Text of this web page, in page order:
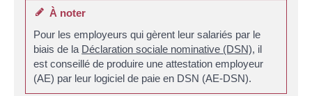
À noter
Pour les employeurs qui gèrent leur salariés par le
biais de la Déclaration sociale nominative (DSN), il
est conseillé de produire une attestation employeur
(AE) par leur logiciel de paie en DSN (AE-DSN).